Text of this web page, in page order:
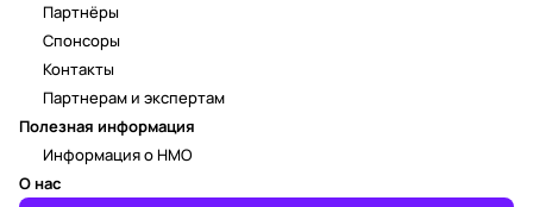
Полезная информация
Информация о НМО
О нас
Партнёры
Спонсоры
Контакты
Партнерам и экспертам